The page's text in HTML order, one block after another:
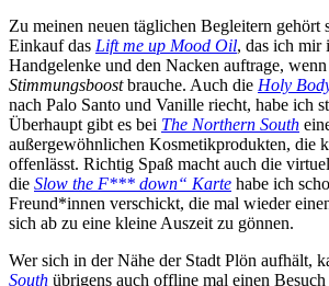
Zu meinen neuen täglichen Begleitern gehört
Einkauf das Lift me up Mood Oil, das ich mir
Handgelenke und den Nacken auftrage,
Stimmungsboostbrauche. Auch die Holy
nach Palo Santo und Vanille riecht, habe ich
Überhaupt gibt es bei The Northern South
außergewöhnlichen Kosmetikprodukten, die
offenlässt. Richtig Spaß macht auch die
die Slow the F*** down“ Karte habe ich
Freund*innen verschickt, die mal wieder
sich ab zu eine kleine Auszeit zu gönnen.
Wer sich in der Nähe der Stadt Plön aufhält,
South übrigens auch offline mal einen